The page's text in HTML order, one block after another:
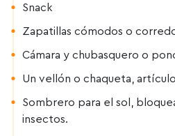
Snack
Zapatillas cómodos o
Cámara y chubasquero o
Un vellón o chaqueta,
Sombrero para el sol,
insectos.